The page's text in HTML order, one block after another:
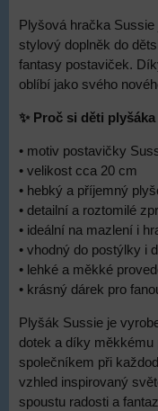
Plyšová hračka
stylový doplněk do
fantasy postaviček.
oblíbí jako svého
✨ Proč si děti
• motiv postavičky
• velikost cca 20 cm
• hebký a příjemný
• detailní a roztomilé
• ideální na mazlení i
• vhodný do postýlky i
• lehké a měkké
• krásný dárek pro
Plyšák Sussie je
dotek a díky měkkému
společníkem při
vzhled inspirovaný
spoustu radosti a